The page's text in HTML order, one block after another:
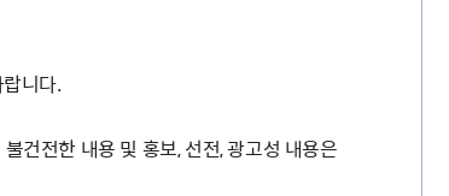
니다.
건전한 내용 및 홍보, 선전, 광고성 내용은